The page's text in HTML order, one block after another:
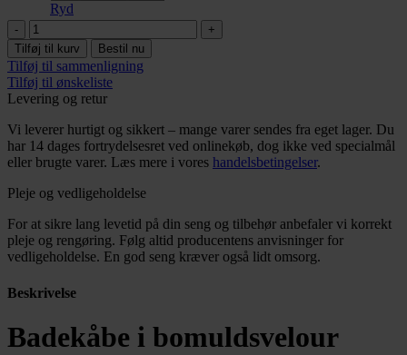
Ryd
Badekåbe
antal
Tilføj til kurv Bestil nu
Tilføj til sammenligning
Tilføj til ønskeliste
Levering og retur
Vi leverer hurtigt og sikkert – mange varer sendes fra eget lager. Du
har 14 dages fortrydelsesret ved onlinekøb, dog ikke ved specialmål
eller brugte varer. Læs mere i vores handelsbetingelser.
Pleje og vedligeholdelse
For at sikre lang levetid på din seng og tilbehør anbefaler vi korrekt
pleje og rengøring. Følg altid producentens anvisninger for
vedligeholdelse. En god seng kræver også lidt omsorg.
Beskrivelse
Badekåbe i bomuldsvelour